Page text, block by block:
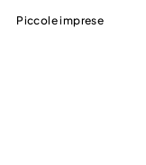
Piccole imprese